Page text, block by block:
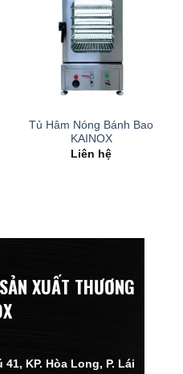
Tủ Hâm Nóng Bánh Bao
KAINOX
Liên hệ
XUẤT THƯƠNG
41, KP. Hòa Long, P. Lái